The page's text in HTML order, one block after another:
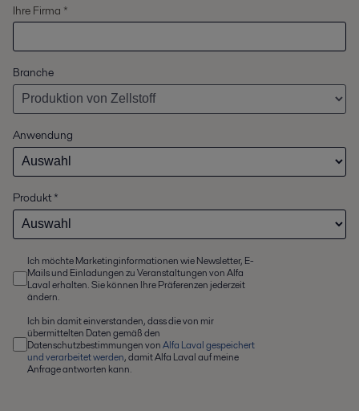
Ihre Firma *
Branche
Anwendung
Produkt *
Ich möchte Marketinginformationen wie Newsletter, E-
Mails und Einladungen zu Veranstaltungen von Alfa
Laval erhalten. Sie können Ihre Präferenzen jederzeit
ändern.
Ich bin damit einverstanden, dass die von mir
übermittelten Daten gemäß den
Datenschutzbestimmungen vonAlfa Laval gespeichert
und verarbeitet werden, damit Alfa Laval auf meine
Anfrage antworten kann.